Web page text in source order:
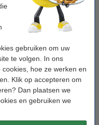
gebruiken om uw
te volgen. In ons
hoe ze werken en
Klik op accepteren om
Dan plaatsen we
en gebruiken we
15 mm geel